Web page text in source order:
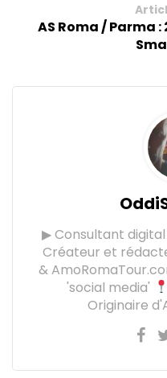
AS Roma / Parma
▶ Consultant
Créateur et
&
'social media'
Originaire